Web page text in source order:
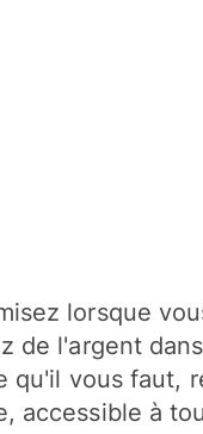
lorsque
de l'argent
qu'il vous faut,
accessible à